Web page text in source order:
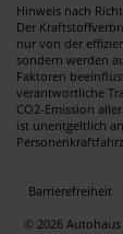
Hinweis nach
Der
nur von der
sondern werden
Faktoren
verantwortliche
CO2-Emission
ist unentgeltlich
Barrierefreiheit
© 2026